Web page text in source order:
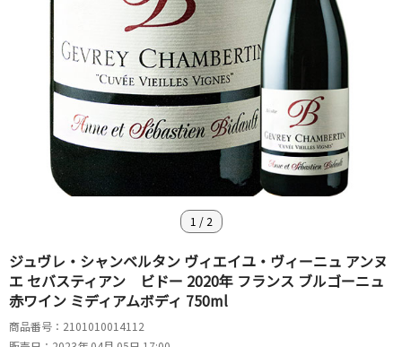
1 / 2
ジュヴレ・シャンベルタン ヴィエイユ・ヴィーニュ アンヌ
エ セバスティアン ビドー 2020年 フランス ブルゴーニュ
赤ワイン ミディアムボディ 750ml
商品番号：2101010014112